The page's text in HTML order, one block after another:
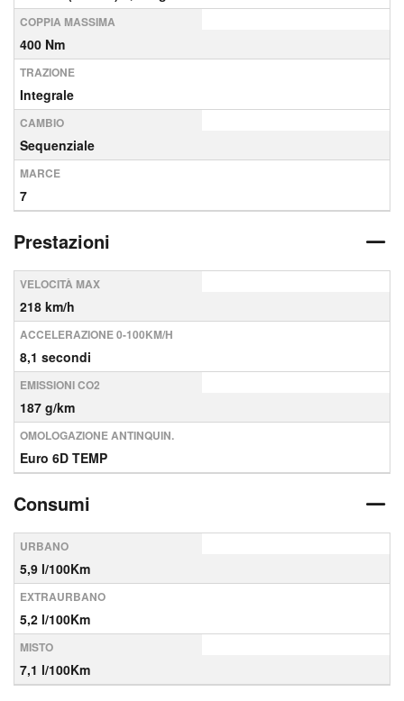
COPPIA MASSIMA
400 Nm
TRAZIONE
Integrale
CAMBIO
Sequenziale
MARCE
7
Prestazioni
VELOCITÀ MAX
218 km/h
ACCELERAZIONE 0-100KM/H
8,1 secondi
EMISSIONI CO2
187 g/km
OMOLOGAZIONE ANTINQUIN.
Euro 6D TEMP
Consumi
URBANO
5,9 l/100Km
EXTRAURBANO
5,2 l/100Km
MISTO
7,1 l/100Km